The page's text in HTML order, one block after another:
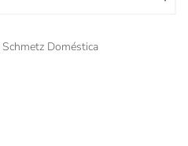
Schmetz Doméstica